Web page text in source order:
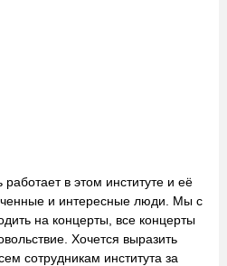
в этом институте и её
и интересные люди. Мы с
на концерты, все концерты
Хочется выразить
сотрудникам института за